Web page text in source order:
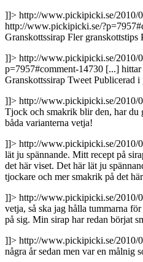
]]> http://www.pickipicki.se/2010/
http://www.pickipicki.se/
Granskottssirap Fler
]]> http://www.pickipicki.se/2010/
p=7957#comment-14730 [...]
Granskottssirap Tweet Publicerad
]]> http://www.pickipicki.se/2010/
Tjock och smakrik blir den, har du
båda varianterna vetja!
]]> http://www.pickipicki.se/2010/
lät ju spännande. Mitt recept på
det här viset. Det här lät ju
tjockare och mer smakrik på det
]]> http://www.pickipicki.se/2010/
vetja, så ska jag hålla tummarna
på sig. Min sirap har redan börjat
]]> http://www.pickipicki.se/2010/
några år sedan men var en målnig